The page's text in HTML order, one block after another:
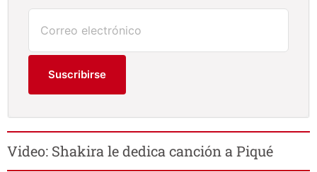
Suscribirse
Video: Shakira le dedica canción a Piqué